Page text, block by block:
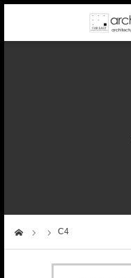
C4
company